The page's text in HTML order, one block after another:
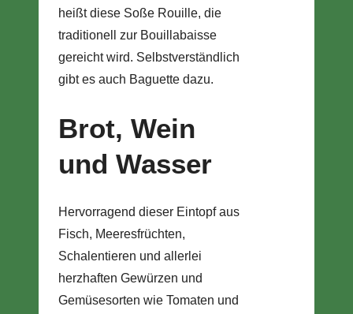
heißt diese Soße Rouille, die
traditionell zur Bouillabaisse
gereicht wird. Selbstverständlich
gibt es auch Baguette dazu.
Brot, Wein
und Wasser
Hervorragend dieser Eintopf aus
Fisch, Meeresfrüchten,
Schalentieren und allerlei
herzhaften Gewürzen und
Gemüsesorten wie Tomaten und